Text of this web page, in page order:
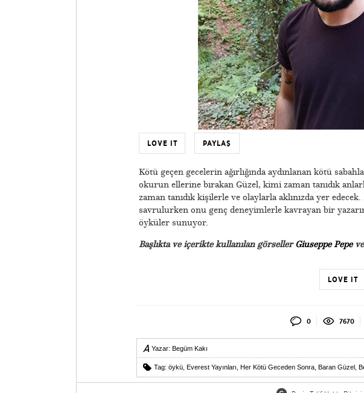
LOVE IT PAYLAŞ
​Kötü geçen gecelerin ağırlığında aydınlanan kötü
okurun ellerine bırakan Güzel, kimi zaman tanıdık
zaman tanıdık kişilerle ve olaylarla aklınızda yer edecek.
savrulurken onu genç deneyimlerle kavrayan bir
öyküler sunuyor.
Başlıkta ve içerikte kullanılan görsellerGiuseppe Pepe
LOVE IT
0 7670
Yazar: Begüm Kakı
Tag: öykü Everest Yayınları Her Kötü Geceden Sonra Baran Güzel